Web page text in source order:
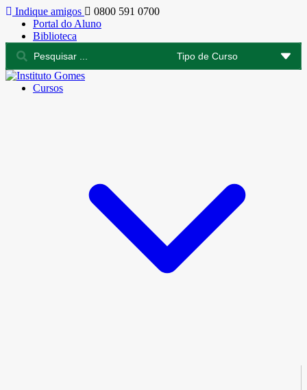
Indique amigos
0800 591 0700
Portal do Aluno
Biblioteca
Cursos